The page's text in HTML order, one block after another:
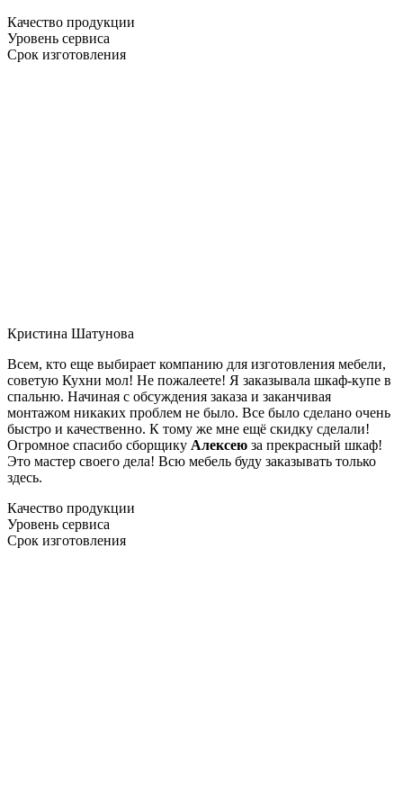
Качество продукции
Уровень сервиса
Срок изготовления
Кристина Шатунова
Всем, кто еще выбирает компанию для изготовления мебели,
советую Кухни мол! Не пожалеете! Я заказывала шкаф-купе в
спальню. Начиная с обсуждения заказа и заканчивая
монтажом никаких проблем не было. Все было сделано очень
быстро и качественно. К тому же мне ещё скидку сделали!
Огромное спасибо сборщику Алексею за прекрасный шкаф!
Это мастер своего дела! Всю мебель буду заказывать только
здесь.
Качество продукции
Уровень сервиса
Срок изготовления